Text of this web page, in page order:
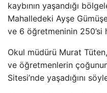
kaybının yaşandığı
Mahalledeki Ayşe
ve 6 öğretmeninin 250’si
Okul müdürü Murat
ve öğretmenlerin
Sitesi’nde yaşadığını